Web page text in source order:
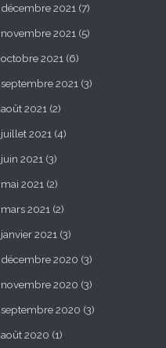
décembre 2021 (7)
novembre 2021 (5)
octobre 2021 (6)
septembre 2021 (3)
août 2021 (2)
juillet 2021 (4)
juin 2021 (3)
mai 2021 (2)
mars 2021 (2)
janvier 2021 (3)
décembre 2020 (3)
novembre 2020 (3)
septembre 2020 (3)
août 2020 (1)